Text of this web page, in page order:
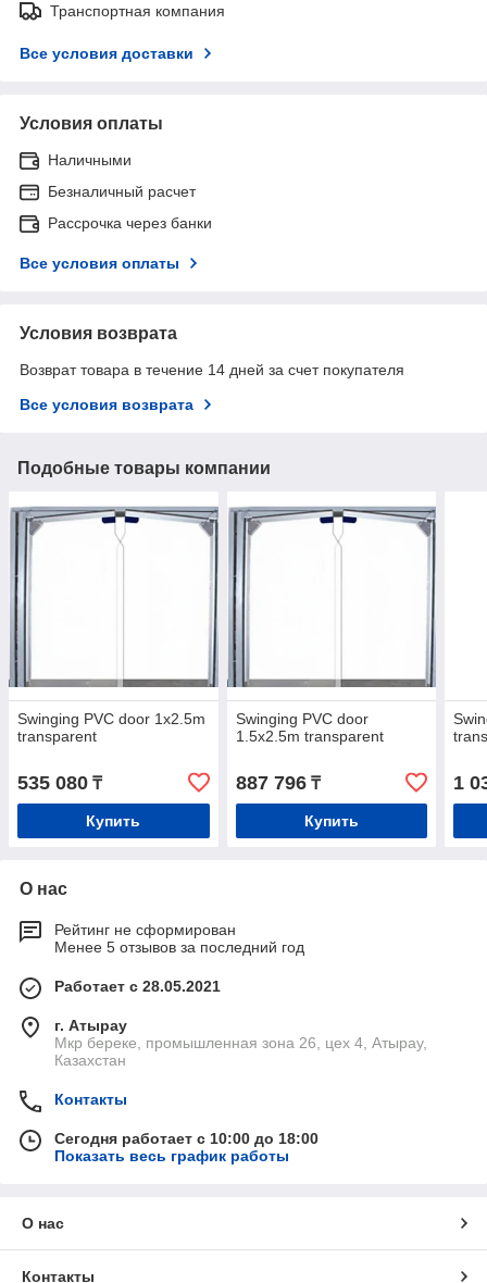
Транспортная компания
Все условия доставки
Условия оплаты
Наличными
Безналичный расчет
Рассрочка через банки
Все условия оплаты
Условия возврата
Возврат товара в течение 14 дней за счет покупателя
Все условия возврата
Подобные товары компании
Swinging PVC door 1x2.5m
transparent
535 080 ₸
Купить
Swinging PVC door
1.5x2.5m transparent
887 796₸
Купить
1
О нас
Рейтинг не сформирован
Менее 5 отзывов за последний год
Работает с 28.05.2021
г. Атырау
Мкр береке, промышленная зона 26, цех 4, Атырау,
Казахстан
Контакты
Сегодня работает с 10:00 до 18:00
Показать весь график работы
О нас
Контакты